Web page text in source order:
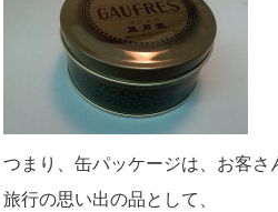
つまり、缶パッケージは、お客さ
旅行の思い出の品として、